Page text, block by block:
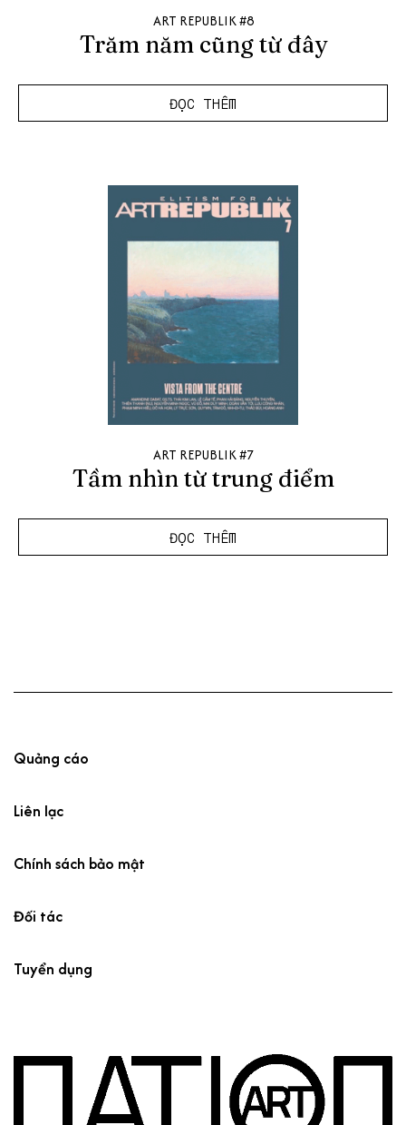
ART REPUBLIK #8
Trăm năm cũng từ đây
ĐỌC THÊM
ART REPUBLIK #7
Tầm nhìn từ trung điểm
ĐỌC THÊM
Quảng cáo
Liên lạc
Chính sách bảo mật
Đối tác
Tuyển dụng